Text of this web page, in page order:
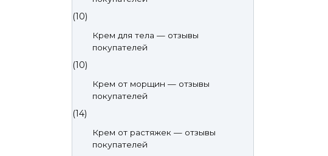
(10)
Крем для тела — отзывы
покупателей
(10)
Крем от морщин — отзывы
покупателей
(14)
Крем от растяжек — отзывы
покупателей